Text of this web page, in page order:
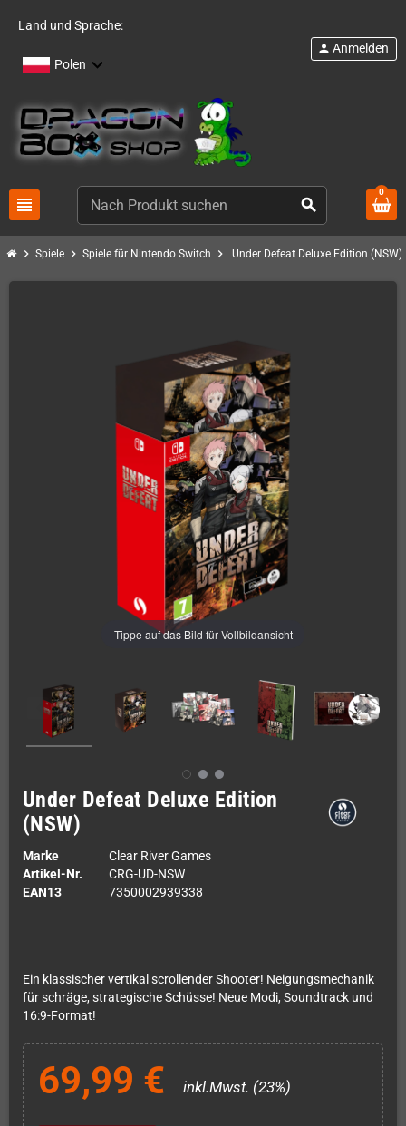
Land und Sprache:
Polen
view_headline search
person Anmelden
0
chevron_right Spiele chevron_right Spiele für Nintendo Switch chevron_right Under Defeat Deluxe Edition (NSW)
Tippe auf das Bild für Vollbildansicht
Under Defeat Deluxe Edition
(NSW)
Marke
Clear River Games
Artikel-Nr.
CRG-UD-NSW
EAN13
7350002939338
Ein klassischer vertikal scrollender Shooter! Neigungsmechanik
für schräge, strategische Schüsse! Neue Modi, Soundtrack und
16:9-Format!
69,99 € inkl.Mwst. (23%)